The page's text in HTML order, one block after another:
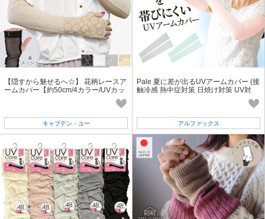
【隠すから魅せるへ☆】 花柄レースア
ームカバー【約50cm/4カラー/UVカッ
キャプテン・ユー
Pale 夏に差が出るUVアームカバー (接
触冷感 熱中症対策 日焼け対策 UV対
アルファックス